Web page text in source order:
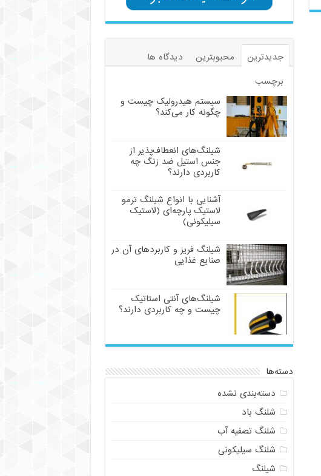
جدیدترین محبوبترین
دیدگاه ها
برچسب
سیستم هیدرولیک چیست و
چگونه کار می‌کند؟
شیلنگ‌های انعطاف‌پذیر از
جنس استیل ضد زنگ چه
کاربردی دارند؟
آشنایی با انواع شیلنگ ترمو
لاستیک پارچه‌ای (لاستیک
سیلیکونی)
شیلنگ فریز و کاربردهای آن در
صنایع غذایی
شیلنگ‌های آنتی استاتیک
چیست و چه کاربردی دارند؟
دسته‌ها
دسته‌بندی نشده
شلنگ باد
شلنگ تصفیه آب
شلنگ سیلیکونی
شیلنگ